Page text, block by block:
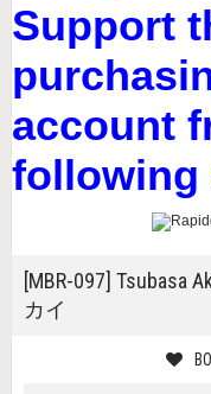
Support
account
following
[MBR-097] Tsubasa
カイ